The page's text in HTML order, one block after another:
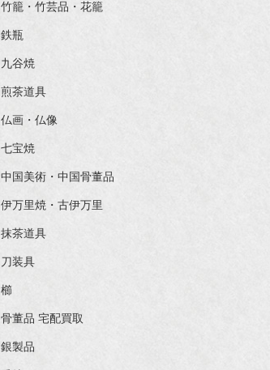
竹籠・竹芸品・花籠
鉄瓶
九谷焼
煎茶道具
仏画・仏像
七宝焼
中国美術・中国骨董品
伊万里焼・古伊万里
抹茶道具
刀装具
櫛
骨董品 宅配買取
銀製品